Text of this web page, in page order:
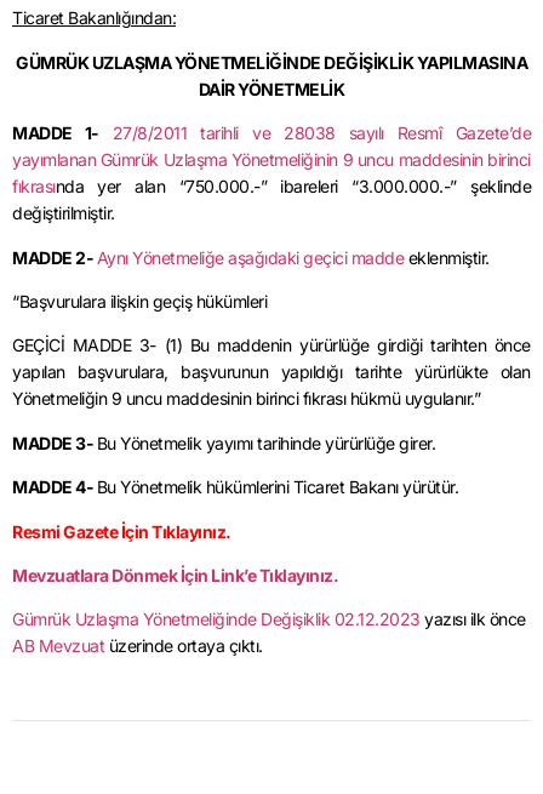
Ticaret Bakanlığından:
GÜMRÜK UZLAŞMA YÖNETMELİĞİNDE DEĞİŞİKLİK YAPILMASINA
DAİR YÖNETMELİK
MADDE 1- 27/8/2011 tarihli ve 28038 sayılı Resmî Gazete’de
yayımlanan Gümrük Uzlaşma Yönetmeliğinin 9 uncu maddesinin birinci
fıkrasında yer alan “750.000.-” ibareleri “3.000.000.-” şeklinde
değiştirilmiştir.
MADDE 2- Aynı Yönetmeliğe aşağıdaki geçici maddeeklenmiştir.
“Başvurulara ilişkin geçiş hükümleri
GEÇİCİ MADDE 3- (1) Bu maddenin yürürlüğe girdiği tarihten önce
yapılan başvurulara, başvurunun yapıldığı tarihte yürürlükte olan
Yönetmeliğin 9 uncu maddesinin birinci fıkrası hükmü uygulanır.”
MADDE 3- Bu Yönetmelik yayımı tarihinde yürürlüğe girer.
MADDE 4- Bu Yönetmelik hükümlerini Ticaret Bakanı yürütür.
Resmi Gazete İçin Tıklayınız.
Mevzuatlara Dönmek İçin Link’e Tıklayınız.
Gümrük Uzlaşma Yönetmeliğinde Değişiklik 02.12.2023 yazısı ilk önce
AB Mevzuat üzerinde ortaya çıktı.